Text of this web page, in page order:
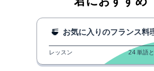
お気に入りのフランス料
レッスン 24単語